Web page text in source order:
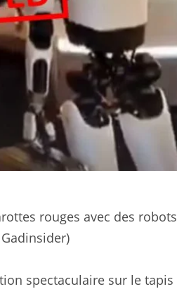
rouges avec des robots
spectaculaire sur le tapis